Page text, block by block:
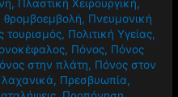
, Πλαστική Χειρουργική,
θρομβοεμβολή, Πνευμονική
τουρισμός, Πολιτική Υγείας,
, Πόνος, Πόνος
στην πλάτη, Πόνος στον
, Πρεσβυωπία,